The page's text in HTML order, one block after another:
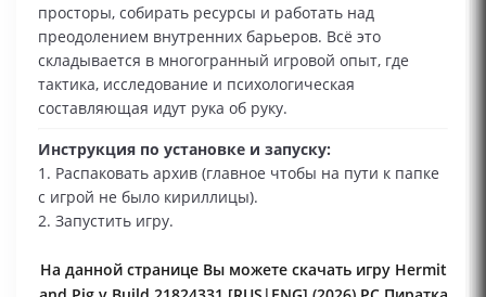
просторы, собирать ресурсы и работать над
преодолением внутренних барьеров. Всё это
складывается в многогранный игровой опыт, где
тактика, исследование и психологическая
составляющая идут рука об руку.
Инструкция по установке и запуску:
1. Распаковать архив (главное чтобы на пути к папке
с игрой не было кириллицы).
2. Запустить игру.
На данной странице Вы можете скачать игру Hermit